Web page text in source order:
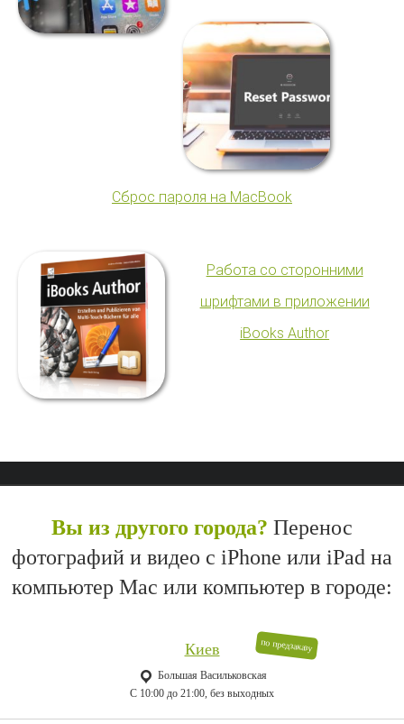
Сброс пароля на MacBook
Работа со сторонними
шрифтами в приложении
iBooks Author
Вы из другого города? Перенос
фотографий и видео с iPhone или iPad на
компьютер Mac или компьютер в городе:
по предзаказу
Киев
Большая Васильковская
C 10:00 до 21:00, без выходных